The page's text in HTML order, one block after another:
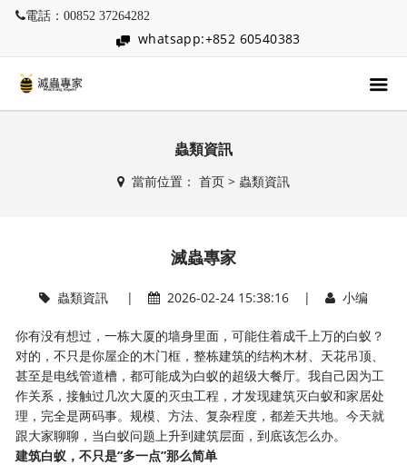
電話：00852 37264282
whatsapp:+852 60540383
蟲類資訊
當前位置： 首页> 蟲類資訊
滅蟲專家
蟲類資訊| 2026-02-24 15:38:16 | 小编
你有没有想过，一栋大厦的墙身里面，可能住着成千上万的白蚁？
对的，不只是你屋企的木门框，整栋建筑的结构木材、天花吊顶、
甚至是电线管道槽，都可能成为白蚁的超级大餐厅。我自己因为工
作关系，接触过几次大厦的灭虫工程，才发现建筑灭白蚁和家居处
理，完全是两码事。规模、方法、复杂程度，都差天共地。今天就
跟大家聊聊，当白蚁问题上升到建筑层面，到底该怎么办。
建筑白蚁，不只是“多一点”那么简单